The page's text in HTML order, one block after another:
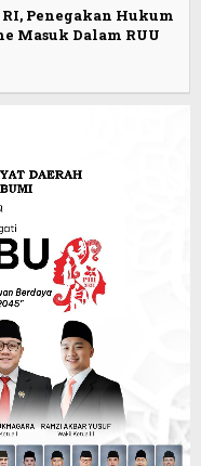
RI, Penegakan Hukum
Masuk Dalam RUU